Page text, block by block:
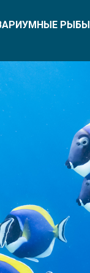
РЫБЫ